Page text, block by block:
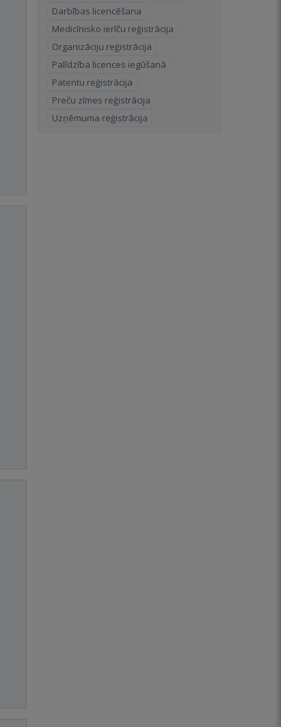
Darbības licencēšana
Medicīnisko ierīču reģistrācija
Organizāciju reģistrācija
Palīdzība licences iegūšanā
Patentu reģistrācija
Preču zīmes reģistrācija
Uzņēmuma reģistrācija